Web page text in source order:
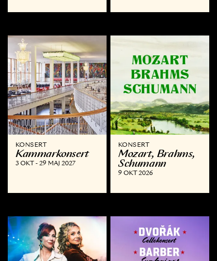
KONSERT
Kammar­konsert
3 OKT - 29 MAJ 2027
KONSERT
Mozart, Brahms,
Schumann
9 OKT 2026